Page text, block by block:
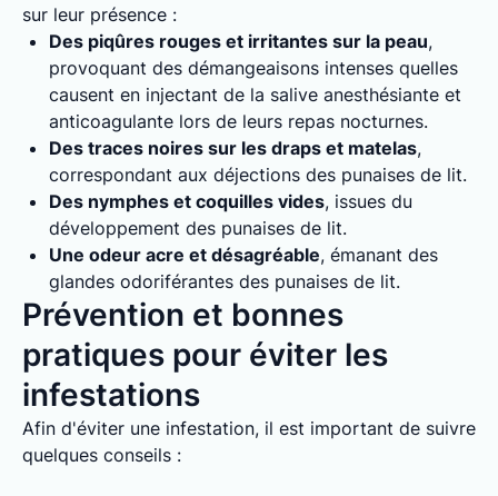
sur leur présence :
Des piqûres rouges et irritantes sur la peau,
provoquant des démangeaisons intenses quelles
causent en injectant de la salive anesthésiante et
anticoagulante lors de leurs repas nocturnes.
Des traces noires sur les draps et matelas,
correspondant aux déjections des punaises de lit.
Des nymphes et coquilles vides, issues du
développement des punaises de lit.
Une odeur acre et désagréable, émanant des
glandes odoriférantes des punaises de lit.
Prévention et bonnes
pratiques pour éviter les
infestations
Afin d'éviter une infestation, il est important de suivre
quelques conseils :